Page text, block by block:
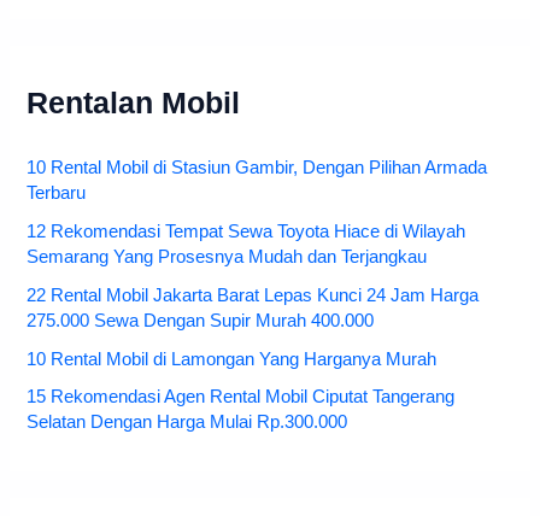
Rentalan Mobil
10 Rental Mobil di Stasiun Gambir, Dengan Pilihan Armada
Terbaru
12 Rekomendasi Tempat Sewa Toyota Hiace di Wilayah
Semarang Yang Prosesnya Mudah dan Terjangkau
22 Rental Mobil Jakarta Barat Lepas Kunci 24 Jam Harga
275.000 Sewa Dengan Supir Murah 400.000
10 Rental Mobil di Lamongan Yang Harganya Murah
15 Rekomendasi Agen Rental Mobil Ciputat Tangerang
Selatan Dengan Harga Mulai Rp.300.000